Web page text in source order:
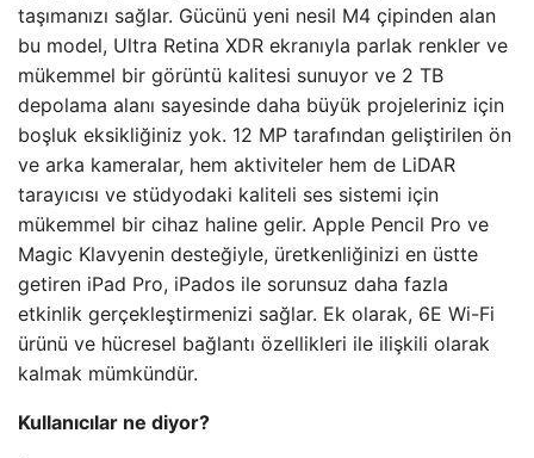
taşımanızı sağlar. Gücünü yeni nesil M4 çipinden alan
bu model, Ultra Retina XDR ekranıyla parlak renkler ve
mükemmel bir görüntü kalitesi sunuyor ve 2 TB
depolama alanı sayesinde daha büyük projeleriniz için
boşluk eksikliğiniz yok. 12 MP tarafından geliştirilen ön
ve arka kameralar, hem aktiviteler hem de LiDAR
tarayıcısı ve stüdyodaki kaliteli ses sistemi için
mükemmel bir cihaz haline gelir. Apple Pencil Pro ve
Magic Klavyenin desteğiyle, üretkenliğinizi en üstte
getiren iPad Pro, iPados ile sorunsuz daha fazla
etkinlik gerçekleştirmenizi sağlar. Ek olarak, 6E Wi-Fi
ürünü ve hücresel bağlantı özellikleri ile ilişkili olarak
kalmak mümkündür.
Kullanıcılar ne diyor?